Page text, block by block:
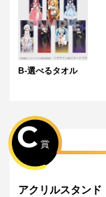
なります。
・2回目以降は自動的
B-選べるタオル
C 賞
アクリルスタンド